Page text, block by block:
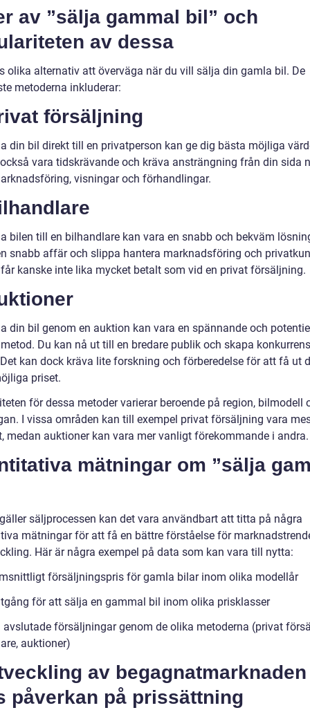
av ”sälja gammal bil” och
av dessa
olika alternativ att överväga när du vill sälja din gamla bil. De
metoderna inkluderar:
försäljning
din bil direkt till en privatperson kan ge dig bästa möjliga
vara tidskrävande och kräva ansträngning från din sida
visningar och förhandlingar.
bilen till en bilhandlare kan vara en snabb och bekväm
snabb affär och slippa hantera marknadsföring och
kanske inte lika mycket betalt som vid en privat försäljning.
din bil genom en auktion kan vara en spännande och
Du kan nå ut till en bredare publik och skapa
kan dock kräva lite forskning och förberedelse för att få ut
priset.
för dessa metoder varierar beroende på region, bilmodell
I vissa områden kan till exempel privat försäljning vara
medan auktioner kan vara mer vanligt förekommande i andra.
mätningar om ”sälja
säljprocessen kan det vara användbart att titta på några
mätningar för att få en bättre förståelse för
Här är några exempel på data som kan vara till nytta:
försäljningspris för gamla bilar inom olika modellår
för att sälja en gammal bil inom olika prisklasser
avslutade försäljningar genom de olika metoderna (privat
auktioner)
av
påverkan på prissättning